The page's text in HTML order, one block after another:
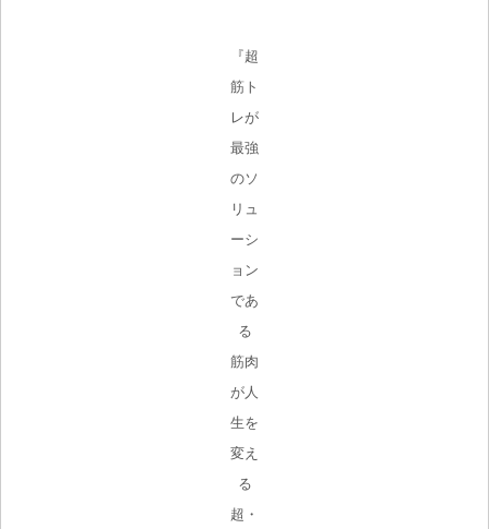
『超
筋ト
レが
最強
のソ
リュ
ーシ
ョン
であ
る
筋肉
が人
生を
変え
る
超・